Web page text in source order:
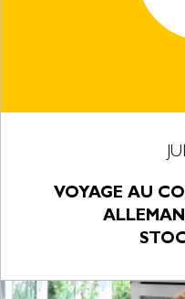
VOYAGE AU